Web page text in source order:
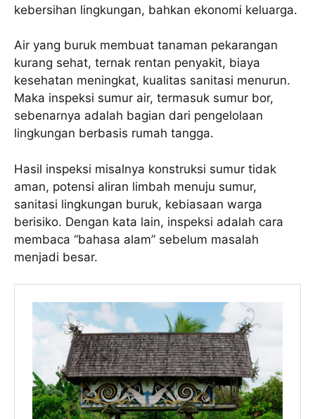
kebersihan lingkungan, bahkan ekonomi keluarga.
Air yang buruk membuat tanaman pekarangan
kurang sehat, ternak rentan penyakit, biaya
kesehatan meningkat, kualitas sanitasi menurun.
Maka inspeksi sumur air, termasuk sumur bor,
sebenarnya adalah bagian dari pengelolaan
lingkungan berbasis rumah tangga.
Hasil inspeksi misalnya konstruksi sumur tidak
aman, potensi aliran limbah menuju sumur,
sanitasi lingkungan buruk, kebiasaan warga
berisiko. Dengan kata lain, inspeksi adalah cara
membaca “bahasa alam” sebelum masalah
menjadi besar.